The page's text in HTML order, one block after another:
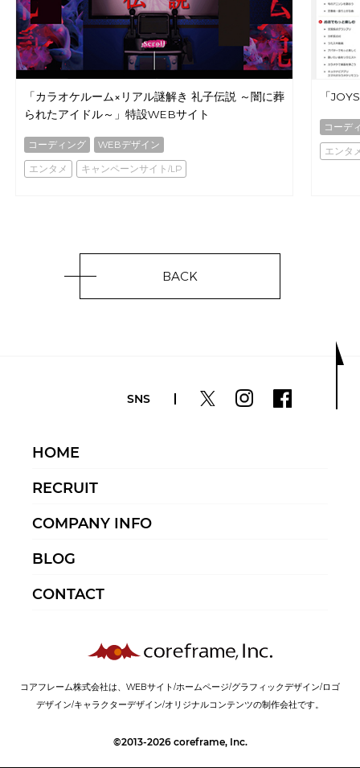
「カラオケルーム×リアル謎解き 礼子伝説 ～闇に葬
られたアイドル～」特設WEBサイト
コーディング
WEBデザイン
エンタメ
キャンペーンサイト/LP
「
コーデ
エンタ
BACK
SNS
HOME
RECRUIT
COMPANY INFO
BLOG
CONTACT
コアフレーム株式会社は、WEBサイト/ホームページ/グラフィックデザイン/ロゴ
デザイン/キャラクターデザイン/オリジナルコンテンツの制作会社です。
©2013-2026 coreframe, Inc.